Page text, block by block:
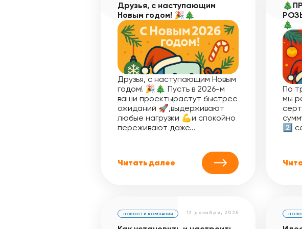
Друзья, с наступающим
Новым годом! 🎉🎄
Друзья, с наступающим Новым
годом! 🎉🎄 Пусть в 2026-м
ваши проектырастут быстрее
ожиданий 🚀,выдерживают
любые нагрузки 💪и спокойно
переживают даже...
Читать далее
🎄
По
мы
2️⃣
12 декабря, 2025
НОВОСТИ КОМПАНИИ